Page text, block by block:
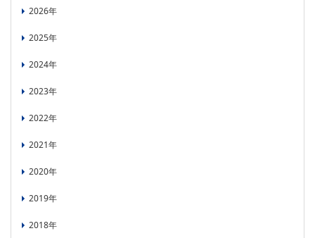
ニュース
2026年
2025年
2024年
2023年
2022年
2021年
2020年
2019年
2018年